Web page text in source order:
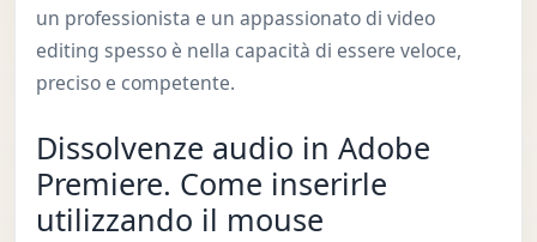
un professionista e un appassionato di video
editing spesso è nella capacità di essere veloce,
preciso e competente.
Dissolvenze audio in Adobe
Premiere. Come inserirle
utilizzando il mouse